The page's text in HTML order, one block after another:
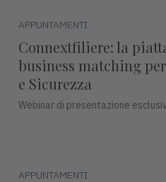
APPUNTAMENTI
Connextfiliere: la
business matching
e Sicurezza
Webinar di presentazione
APPUNTAMENTI